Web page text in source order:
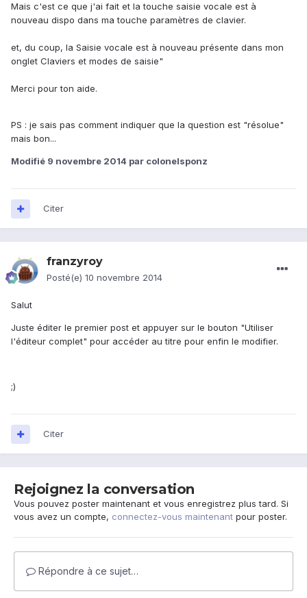
Mais c'est ce que j'ai fait et la touche saisie vocale est à
nouveau dispo dans ma touche paramètres de clavier.
et, du coup, la Saisie vocale est à nouveau présente dans mon
onglet Claviers et modes de saisie"
Merci pour ton aide.
PS : je sais pas comment indiquer que la question est "résolue"
mais bon...
Modifié 9 novembre 2014 par colonelsponz
Citer
franzyroy
Posté(e) 10 novembre 2014
Salut
Juste éditer le premier post et appuyer sur le bouton "Utiliser
l'éditeur complet" pour accéder au titre pour enfin le modifier.
;)
Citer
Rejoignez la conversation
Vous pouvez poster maintenant et vous enregistrez plus tard. Si
vous avez un compte, connectez-vous maintenant pour poster.
Répondre à ce sujet…